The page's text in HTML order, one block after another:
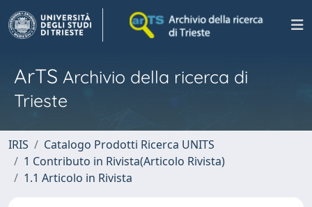
ArTS Archivio della ricerca di
Trieste
IRIS
Catalogo Prodotti Ricerca UNITS
1 Contributo in Rivista(Articolo Rivista)
1.1 Articolo in Rivista